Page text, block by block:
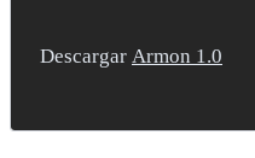
Descargar Armon 1.0